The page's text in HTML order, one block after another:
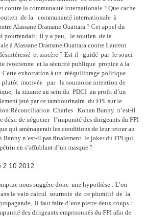
la communauté internationale ? Que cache
de la communauté internationale à
Alassane Dramane Ouattara ? Cet appel du
pourfendait, il y a peu, le soutien de la
à Alassane Dramane Ouattara contre Laurent
et sincère ? Est-il guidé par le souci
ivoirienne et la sécurité publique propice à la
Cette exhortation à un rééquilibrage politique
plutôt motivée par la sournoise intention de
la zizanie au sein du PDCI au profit d’un
jeté par ce tambourinaire du FPI sur le
Réconciliation Charles Konan Banny n’est-il
de négocier l’impunité des dirigeants du FPI
qui aménagerait les conditions de leur retour au
n’est-il pas finalement le joker du FPI qui
en s’affublant d’un masque ?
nous suggère donc une hypothèse : L’on
le vain calcul sournois de ce plumitif de la
il faut faire d’une pierre deux coups :
des dirigeants emprisonnés du FPI afin de